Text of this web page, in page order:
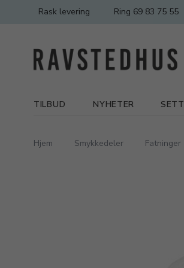
Rask levering Ring 69 83 75 55
TILBUD NYHETER SETT
Hjem Smykkedeler Fatninger